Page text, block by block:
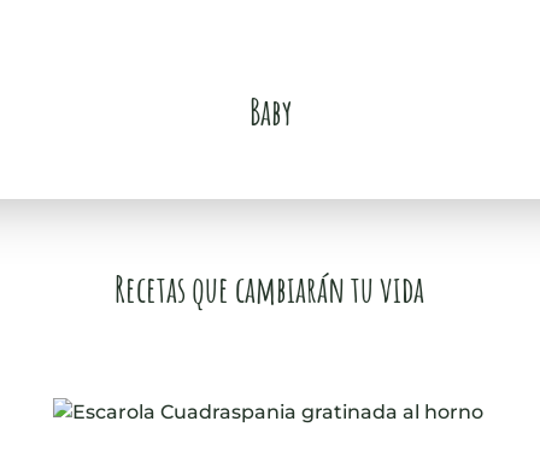
Baby
Recetas que cambiarán tu vida